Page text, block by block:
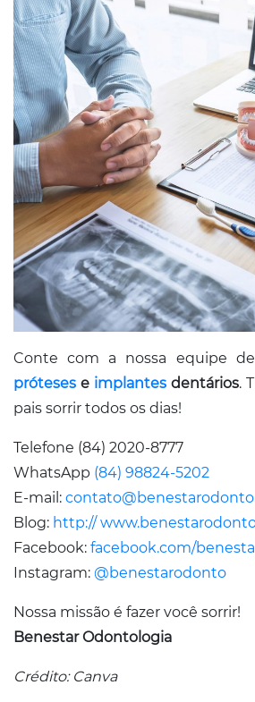
Conte com a nossa equipe
próteses e implantesdentários.
pais sorrir todos os dias!
Telefone (84) 2020-8777
WhatsApp (84) 98824-5202
E-mail:
Blog: http://
Facebook: facebook.com/
Instagram: @benestarodonto
Nossa missão é fazer você sorrir!
Benestar Odontologia
Crédito: Canva